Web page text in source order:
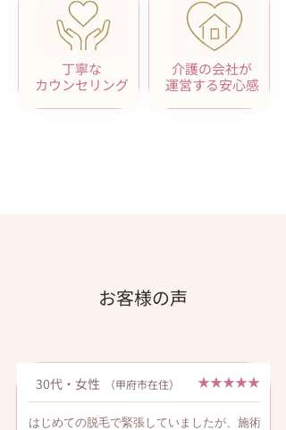
丁寧な
カウンセリング
介護の会社が
運営する安心感
お客様の声
30代・女性 ★★★★★
（甲府市在住）
はじめての脱毛で緊張していましたが、施術